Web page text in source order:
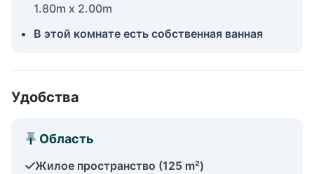
1.80m x 2.00m
В этой комнате есть собственная ванная
Удобства
Область
Жилое пространство (125 m²)